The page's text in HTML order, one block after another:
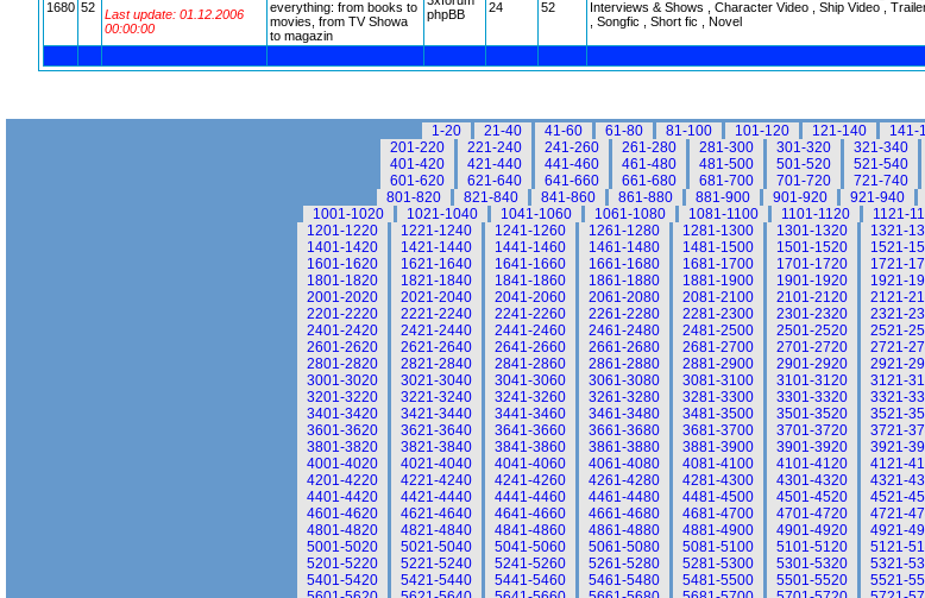
1680 52
Last update: 01.12.2006
00:00:00
everything: from books to
movies, from TV Showa
to magazin
phpBB
24 52
Interviews & Shows , Character Video , Ship Video ,
, Songfic , Short fic , Novel
1-20 21-40 41-60 61-80 81-100 101-120 121-140 141-
201-220
221-240 241-260 261-280 281-300 301-320 321-340
401-420
421-440 441-460 461-480 481-500 501-520 521-540
601-620
621-640 641-660 661-680 681-700 701-720 721-740
801-820
821-840 841-860 861-880 881-900 901-920 921-940
1001-1020
1021-1040 1041-1060 1061-1080 1081-1100 1101-1120 1121-
1201-1220
1221-1240 1241-1260 1261-1280 1281-1300 1301-1320 1321-
1401-1420
1421-1440 1441-1460 1461-1480 1481-1500 1501-1520 1521-
1601-1620
1621-1640 1641-1660 1661-1680 1681-1700 1701-1720 1721-
1801-1820
1821-1840 1841-1860 1861-1880 1881-1900 1901-1920 1921-
2001-2020
2021-2040 2041-2060 2061-2080 2081-2100 2101-2120 2121-
2201-2220
2221-2240 2241-2260 2261-2280 2281-2300 2301-2320 2321-
2401-2420
2421-2440 2441-2460 2461-2480 2481-2500 2501-2520 2521-
2601-2620
2621-2640 2641-2660 2661-2680 2681-2700 2701-2720 2721-
2801-2820
2821-2840 2841-2860 2861-2880 2881-2900 2901-2920 2921-
3001-3020
3021-3040 3041-3060 3061-3080 3081-3100 3101-3120 3121-
3201-3220
3221-3240 3241-3260 3261-3280 3281-3300 3301-3320 3321-
3401-3420
3421-3440 3441-3460 3461-3480 3481-3500 3501-3520 3521-
3601-3620
3621-3640 3641-3660 3661-3680 3681-3700 3701-3720 3721-
3801-3820
3821-3840 3841-3860 3861-3880 3881-3900 3901-3920 3921-
4001-4020
4021-4040 4041-4060 4061-4080 4081-4100 4101-4120 4121-
4201-4220
4221-4240 4241-4260 4261-4280 4281-4300 4301-4320 4321-
4401-4420
4421-4440 4441-4460 4461-4480 4481-4500 4501-4520 4521-
4601-4620
4621-4640 4641-4660 4661-4680 4681-4700 4701-4720 4721-
4801-4820
4821-4840 4841-4860 4861-4880 4881-4900 4901-4920 4921-
5001-5020
5021-5040 5041-5060 5061-5080 5081-5100 5101-5120 5121-
5201-5220
5221-5240 5241-5260 5261-5280 5281-5300 5301-5320 5321-
5401-5420
5421-5440 5441-5460 5461-5480 5481-5500 5501-5520 5521-